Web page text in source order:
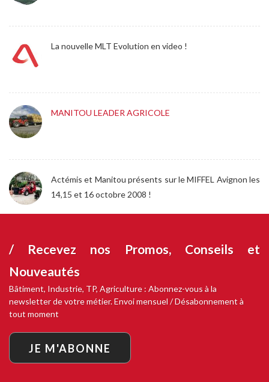
La nouvelle MLT Evolution en video !
MANITOU LEADER AGRICOLE
Actémis et Manitou présents sur le MIFFEL Avignon les
14,15 et 16 octobre 2008 !
/ Recevez nos Promos, Conseils et
Nouveautés
Bâtiment, Industrie, TP, Agriculture : Abonnez-vous à la
newsletter de votre métier. Envoi mensuel / Désabonnement à
tout moment
JE M'ABONNE